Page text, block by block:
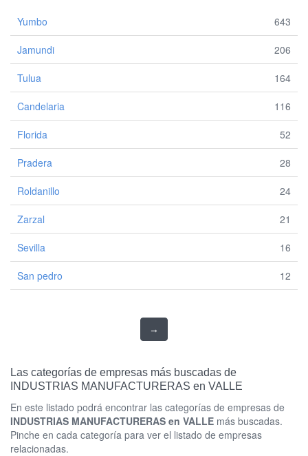
Yumbo 643
Jamundi 206
Tulua 164
Candelaria 116
Florida 52
Pradera 28
Roldanillo 24
Zarzal 21
Sevilla 16
San pedro 12
→
Las categorías de empresas más buscadas de
INDUSTRIAS MANUFACTURERAS en VALLE
En este listado podrá encontrar las categorías de empresas de
INDUSTRIAS MANUFACTURERAS en VALLE más buscadas.
Pinche en cada categoría para ver el listado de empresas
relacionadas.